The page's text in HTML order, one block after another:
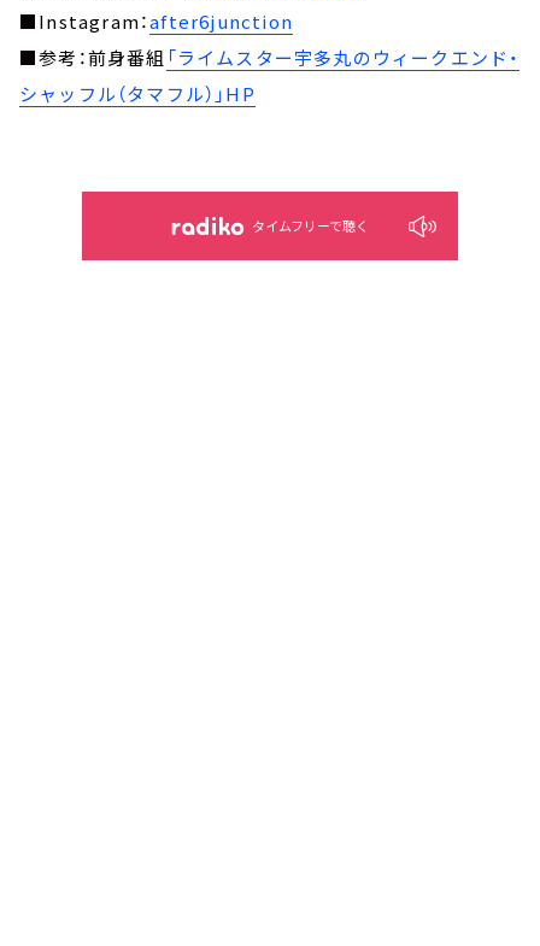
■Instagram：after6junction
■参考：前身番組 「ライムスター宇多丸のウィークエンド・
シャッフル（タマフル）」HP
タイムフリーで聴く